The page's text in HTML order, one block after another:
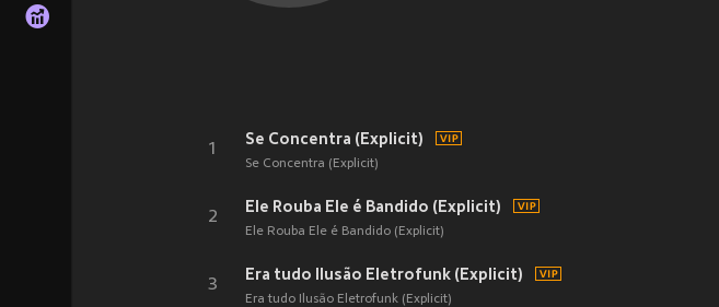
1
Se Concentra (Explicit)
Se Concentra (Explicit)
2
Ele Rouba Ele é Bandido (Explicit)
Ele Rouba Ele é Bandido (Explicit)
3
Era tudo Ilusão Eletrofunk (Explicit)
Era tudo Ilusão Eletrofunk (Explicit)